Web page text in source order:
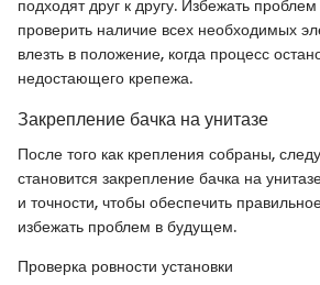
подходят друг к другу. Избежать
проверить наличие всех необходимых
влезть в положение, когда процесс
недостающего крепежа.
Закрепление бачка на унитазе
После того как крепления собраны,
становится закрепление бачка на
и точности, чтобы обеспечить
избежать проблем в будущем.
Проверка ровности установки